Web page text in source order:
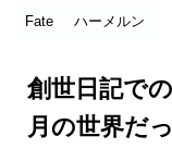
Fate ハーメルン
創世日記で
月の世界だ